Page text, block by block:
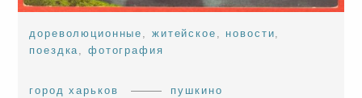
дореволюционные , житейское , новости,
поездка,фотография
город харьков пушкино